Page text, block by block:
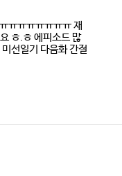
ㅠㅠㅠㅠㅠㅠㅠ 재
ㅎ.ㅎ 에피소드 많
선일기 다음화 간절